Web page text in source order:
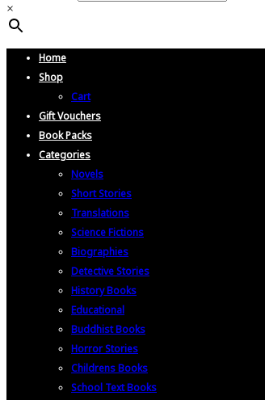
×
Home
Shop
Cart
Gift Vouchers
Book Packs
Categories
Novels
Short Stories
Translations
Science Fictions
Biographies
Detective Stories
History Books
Educational
Buddhist Books
Horror Stories
Childrens Books
School Text Books